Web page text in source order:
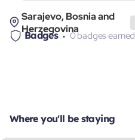
Sarajevo, Bosnia and
Herzegovina
Badges 0 badges earned
Where you'll be staying